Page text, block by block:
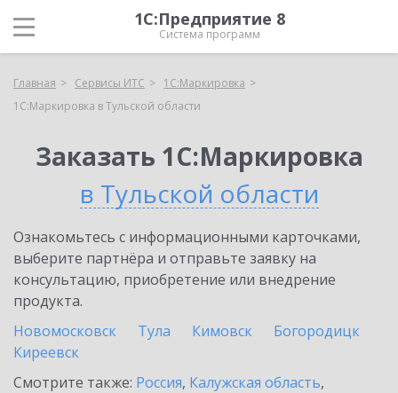
1С:Предприятие 8
Система программ
Главная Сервисы ИТС
1С:Маркировка
1С:Маркировка в Тульской области
Заказать 1С:Маркировка
в Тульской области
Ознакомьтесь с информационными карточками,
выберите партнёра и отправьте заявку на
консультацию, приобретение или внедрение
продукта.
Новомосковск
Тула Кимовск
Богородицк
Киреевск
Смотрите также: Россия, Калужская область,